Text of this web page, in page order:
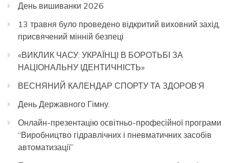
День вишиванки 2026
13 травня було проведено відкритий виховний захід,
присвячений мінній безпеці
«ВИКЛИК ЧАСУ: УКРАЇНЦІ В БОРОТЬБІ ЗА
НАЦІОНАЛЬНУ ІДЕНТИЧНІСТЬ»
ВЕСНЯНИЙ КАЛЕНДАР СПОРТУ ТА ЗДОРОВ’Я
День Державного Гімну.
Онлайн-презентацію освітньо-професійної програми
“Виробництво гідравлічних і пневматичних засобів
автоматизації”